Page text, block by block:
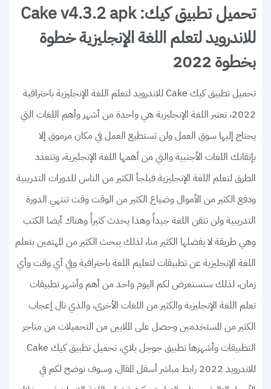
تحميل تطبيق كيك: Cake v4.3.2 apk
للاندرويد لتعلم اللغة الإنجليزية خطوة
بخطوة 2022
تحميل تطبيق كيك Cake للاندرويد لتعلم اللغة الإنجليزية باحترافية
2022، تعتبر اللغة الإنجليزية هي واحدة من أشهر وأهم اللغات التي
يحتاج إليها سوق العمل ولن تستطيع العمل في مكان مرموق إلا
بإتقانك اللغات الأجنبية والتي من أهمها اللغة الإنجليزية، وتتعدد
الطرق لتعلم اللغة الإنجليزية فيلجأ الكثير من الناس للدورات التدريبية
ودفع الكثير من الأموال وضياع الكثير من الوقت وقت تنتهي الدورة
التدريبية ولن تتقن اللغة جيداً وهذا يحدث كثيراً وهناك أيضا الكتب
وهي طريقة لا يفضلها الكثير منا، لذلك يبحث الكثير من المهتمين بتعلم
اللغة الإنجليزية عن تطبيقات لتعليم اللغة باحترافية وفي أي وقت وأي
زمان، لذلك سنستعرض لكم اليوم واحد من أهم وأشهر تطبيقات
تعلم اللغة الإنجليزية والكثير من اللغات الأخرى، والذي نال إعجاب
الكثير من المستخدمين وحصل على الملايين من التحميلات من متاجر
التطبيقات وأشهرها تطبيق جوجل بلاي، تحميل تطبيق كيك Cake
للاندرويد 2022 رابط مباشر أسفل المقال، وسوف نوضح لكم في